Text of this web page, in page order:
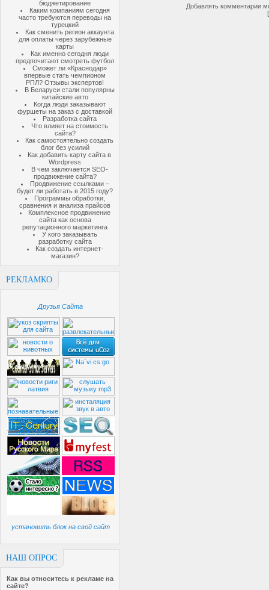
бюджетирование
Каким компаниям сегодня
часто требуются переводы на
турецкий
Как сменить регион аккаунта
для оплаты через зарубежные
карты
Как именно сегодня люди
предпочитают смотреть футбол
Сможет ли «Краснодар»
впервые стать чемпионом
РПЛ? Отзывы экспертов!
В Беларуси стали популярны
китайские авто
Когда люди заказывают
фуршеты на заказ с доставкой
Разработка сайта
Что влияет на стоимость
сайта?
Как самостоятельно создать
блог без усилий
Как добавить карту сайта в
Wordpress
В чем заключается SEO-
продвижение сайта?
Продвижение ссылками –
будет ли работать в 2015 году?
Программы обработки,
сравнения и анализа прайсов
Комплексное продвижение
сайта как основа
репутационного маркетинга
У кого заказывать
разработку сайта
Как создать интернет-
магазин?
РЕКЛАМКО
Друзья Сайта
установить блок на свой сайт
НАШ ОПРОС
Как вы относитесь к рекламе на
сайте?
Добавлять комментарии